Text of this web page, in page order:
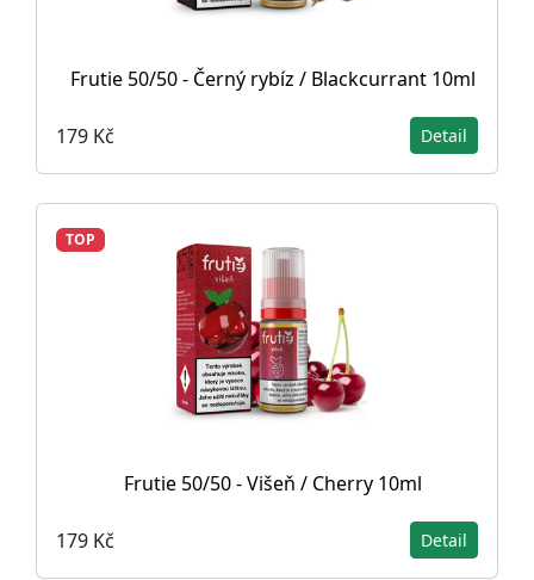
Frutie 50/50 - Černý rybíz / Blackcurrant 10ml
179 Kč Detail
TOP
Frutie 50/50 - Višeň / Cherry 10ml
179 Kč Detail